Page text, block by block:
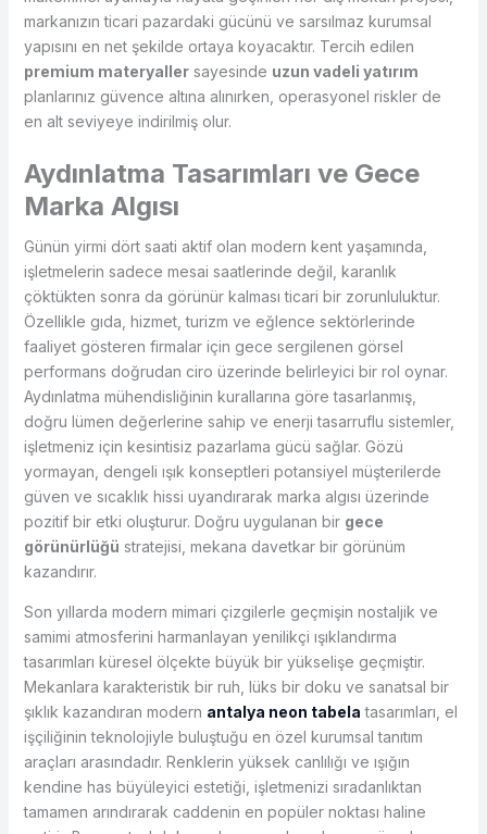
markanızın ticari pazardaki gücünü ve sarsılmaz kurumsal
yapısını en net şekilde ortaya koyacaktır. Tercih edilen
premium materyallersayesinde uzun vadeli yatırım
planlarınız güvence altına alınırken, operasyonel riskler de
en alt seviyeye indirilmiş olur.
Aydınlatma Tasarımları ve Gece
Marka Algısı
Günün yirmi dört saati aktif olan modern kent yaşamında,
işletmelerin sadece mesai saatlerinde değil, karanlık
çöktükten sonra da görünür kalması ticari bir zorunluluktur.
Özellikle gıda, hizmet, turizm ve eğlence sektörlerinde
faaliyet gösteren firmalar için gece sergilenen görsel
performans doğrudan ciro üzerinde belirleyici bir rol oynar.
Aydınlatma mühendisliğinin kurallarına göre tasarlanmış,
doğru lümen değerlerine sahip ve enerji tasarruflu sistemler,
işletmeniz için kesintisiz pazarlama gücü sağlar. Gözü
yormayan, dengeli ışık konseptleri potansiyel müşterilerde
güven ve sıcaklık hissi uyandırarak marka algısı üzerinde
pozitif bir etki oluşturur. Doğru uygulanan bir gece
görünürlüğü stratejisi, mekana davetkar bir görünüm
kazandırır.
Son yıllarda modern mimari çizgilerle geçmişin nostaljik ve
samimi atmosferini harmanlayan yenilikçi ışıklandırma
tasarımları küresel ölçekte büyük bir yükselişe geçmiştir.
Mekanlara karakteristik bir ruh, lüks bir doku ve sanatsal bir
şıklık kazandıran modern antalya neon tabela tasarımları, el
işçiliğinin teknolojiyle buluştuğu en özel kurumsal tanıtım
araçları arasındadır. Renklerin yüksek canlılığı ve ışığın
kendine has büyüleyici estetiği, işletmenizi sıradanlıktan
tamamen arındırarak caddenin en popüler noktası haline